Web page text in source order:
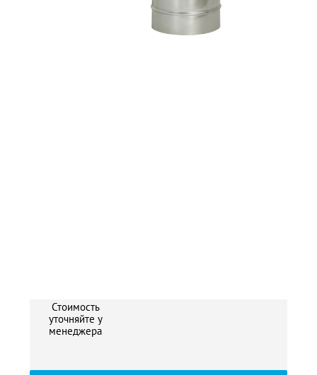
Стоимость
уточняйте у
менеджера